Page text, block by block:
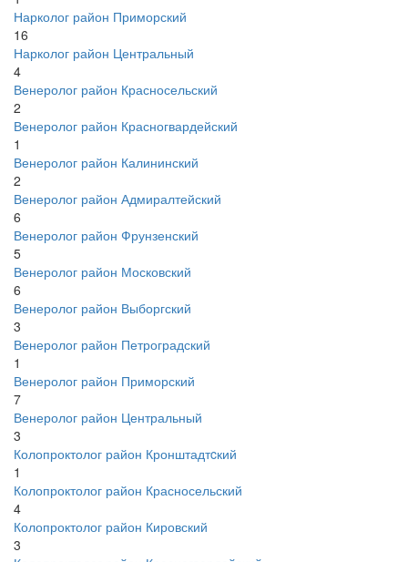
Нарколог район Приморский
16
Нарколог район Центральный
4
Венеролог район Красносельский
2
Венеролог район Красногвардейский
1
Венеролог район Калининский
2
Венеролог район Адмиралтейский
6
Венеролог район Фрунзенский
5
Венеролог район Московский
6
Венеролог район Выборгский
3
Венеролог район Петроградский
1
Венеролог район Приморский
7
Венеролог район Центральный
3
Колопроктолог район Кронштадтcкий
1
Колопроктолог район Красносельский
4
Колопроктолог район Кировский
3